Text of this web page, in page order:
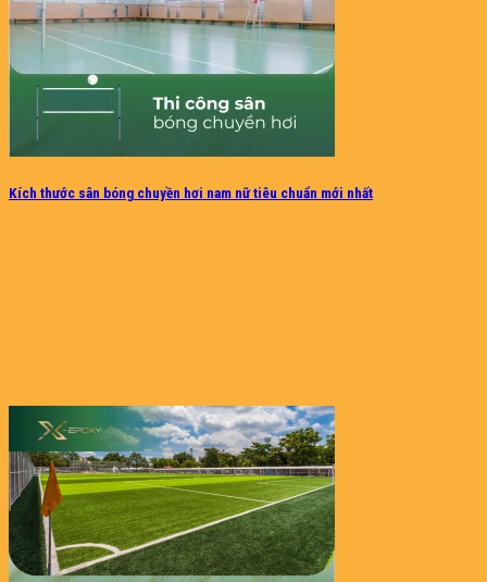
Kích thước sân bóng chuyền hơi nam nữ tiêu chuẩn mới nhất